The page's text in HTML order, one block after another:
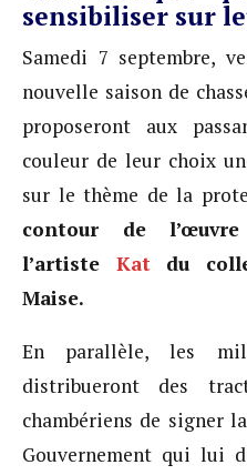
sensibiliser sur
Samedi 7 septembre,
nouvelle saison de
proposeront aux
couleur de leur choix
sur le thème de la
contour de
l’artiste Katdu
Maise.
En parallèle, les
distribueront des
chambériens de signer
Gouvernement qui lui